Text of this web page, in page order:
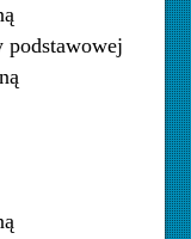
podstawowej